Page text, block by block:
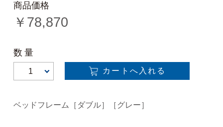
商品価格
￥ 78,870
数量
1 カートへ入れる
ベッドフレーム［ダブル］［グレー］